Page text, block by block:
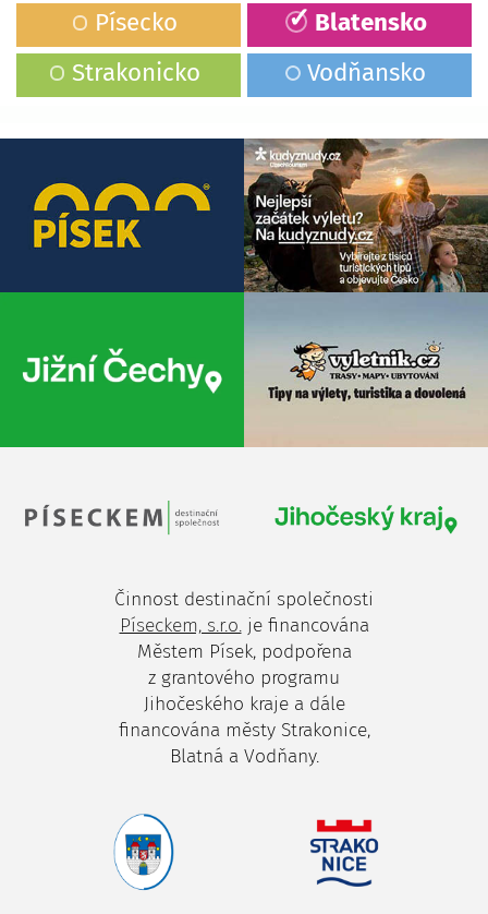
Písecko
Blatensko
Strakonicko
Vodňansko
Činnost destinační společnosti
Píseckem, s.r.o.je financována
Městem Písek, podpořena
z grantového programu
Jihočeského kraje a dále
financována městy Strakonice,
Blatná a Vodňany.